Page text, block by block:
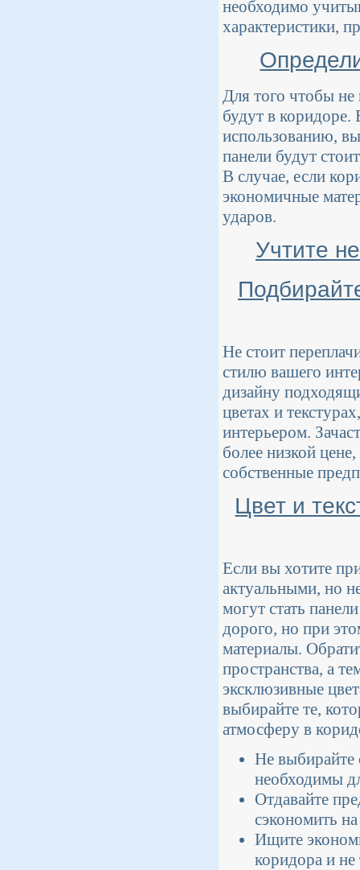
необходимо
характеристики,
Для того чтобы не
будут в коридоре.
использованию,
панели будут
В случае, если
экономичные
ударов.
Учтите
Не стоит
стилю вашего
дизайну
цветах и
интерьером.
более низкой
собственные
Цвет и
Если вы хотите
актуальными, но
могут стать
дорого, но при
материалы.
пространства, а
эксклюзивные
выбирайте те,
атмосферу в
Не выбирайте
необходимы
Отдавайте
сэкономить
Ищите
коридора и не